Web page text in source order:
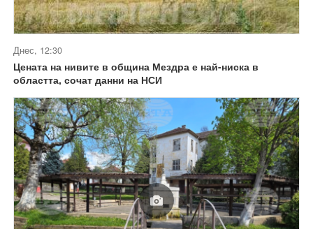
Днес, 12:30
Цената на нивите в община Мездра е най-ниска в
областта, сочат данни на НСИ